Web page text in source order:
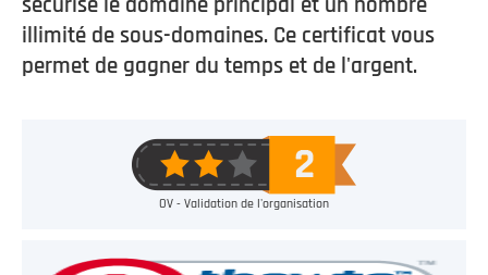
sécurise le domaine principal et un nombre
illimité de sous-domaines. Ce certificat vous
permet de gagner du temps et de l'argent.
OV - Validation de l'organisation